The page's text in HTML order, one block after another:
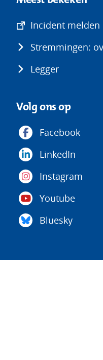
Incident melden
Stremmingen:
Legger
Volg ons op
Facebook
LinkedIn
Instagram
Youtube
Bluesky